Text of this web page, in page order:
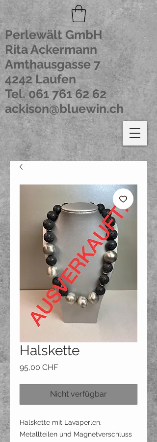
Perlewält GmbH
Rita Ackermann
Amthausgasse 7
4242 Laufen
Tel.061 761 62 62
ackison@bluewin.ch
Halskette
95,00 CHFPreis
Nicht verfügbar
Halskette mit Lavaperlen,
Metallteilen und Magnetverschluss